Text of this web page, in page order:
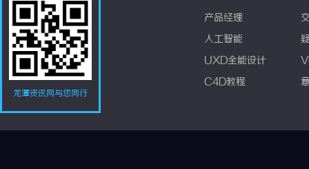
龙潭资讯网与您同行
产品经理
人工智能
UXD全能设计
C4D教程